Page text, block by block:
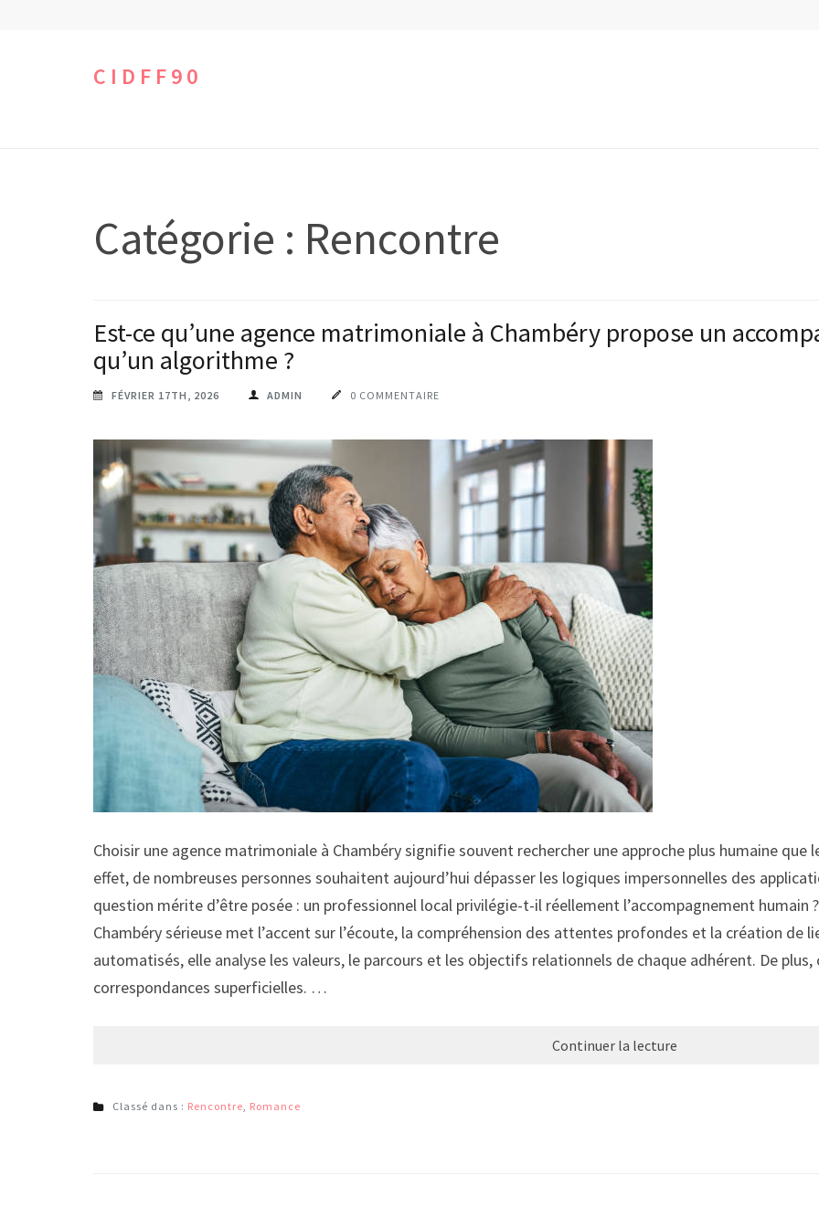
CIDFF90
Catégorie : Rencontre
Est-ce qu’une agence matrimoniale à Chambéry propose un
qu’un algorithme ?
FÉVRIER 17TH, 2026 ADMIN 0 COMMENTAIRE
Choisir une agence matrimoniale à Chambéry signifie souvent rechercher une approche plus humaine que
effet, de nombreuses personnes souhaitent aujourd’hui dépasser les logiques impersonnelles des
question mérite d’être posée : un professionnel local privilégie-t-il réellement l’accompagnement humain
Chambéry sérieuse met l’accent sur l’écoute, la compréhension des attentes profondes et la création de
automatisés, elle analyse les valeurs, le parcours et les objectifs relationnels de chaque adhérent. De
correspondances superficielles. …
Continuer la lecture
Classé dans : Rencontre, Romance